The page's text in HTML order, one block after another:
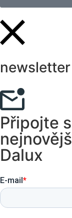
newsletter
Připojte
Dalux